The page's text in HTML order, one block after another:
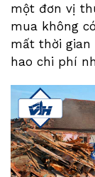
một đơn vị
mua không
mất thời gian
hao chi phí